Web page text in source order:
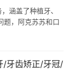
涵盖了种植牙、
题，阿克苏苏和口
/牙齿矫正/牙冠/